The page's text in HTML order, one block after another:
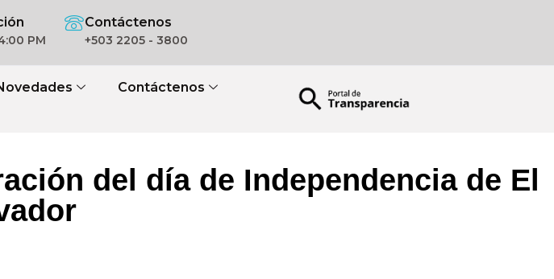
PM
Contáctenos
+503 2205 - 3800
Contáctenos
del día de Independencia de El